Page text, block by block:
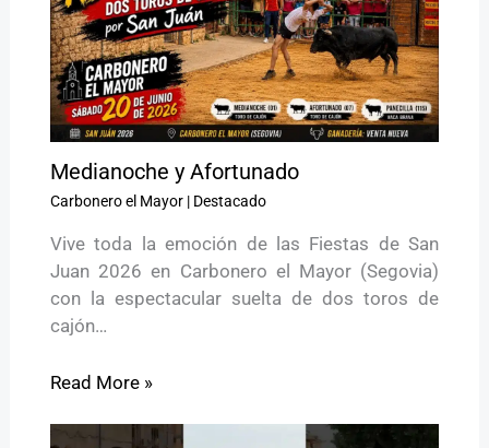
Medianoche y Afortunado
Carbonero el Mayor| Destacado
Vive toda la emoción de las Fiestas de San
Juan 2026 en Carbonero el Mayor (Segovia)
con la espectacular suelta de dos toros de
cajón…
Read More »